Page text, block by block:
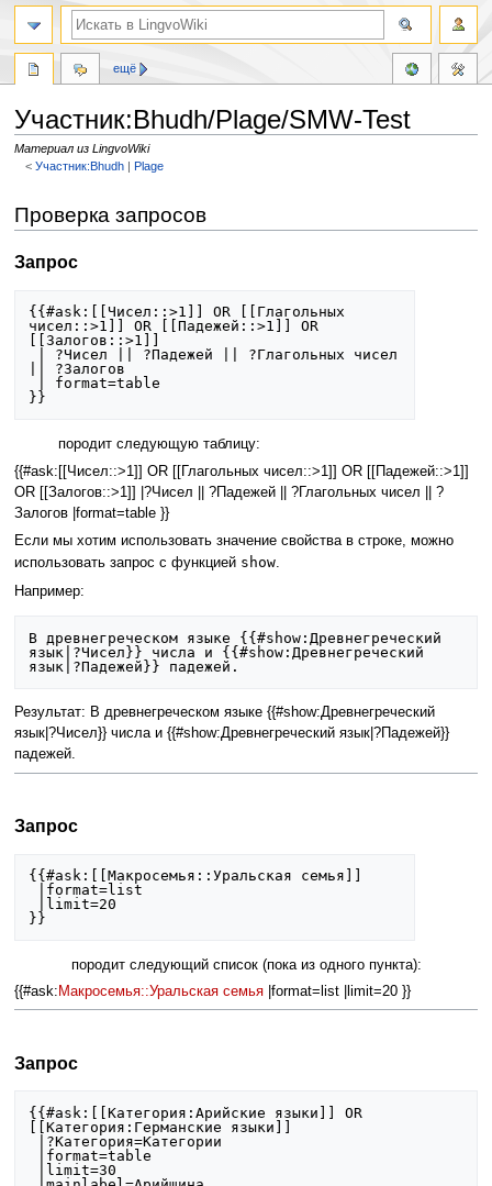
Участник:Bhudh/Plage/SMW-Test
Материал из LingvoWiki
<Участник:Bhudh ‎ |Plage
Проверка запросов
Запрос
{{#ask:[[Чисел::>1]] OR [[Глагольных
чисел::>1]] OR [[Падежей::>1]] OR
[[Залогов::>1]]
|| ?Залогов
}}
породит следующую таблицу:
{{#ask:[[Чисел::>1]] OR [[Глагольных чисел::>1]] OR [[Падежей::>1]]
OR [[Залогов::>1]] |?Чисел || ?Падежей || ?Глагольных чисел || ?
Залогов |format=table }}
Если мы хотим использовать значение свойства в строке, можно
использовать запрос с функцией show.
Например:
В древнегреческом языке {{#show:Древнегреческий
язык|?Чисел}} числа и {{#show:Древнегреческий
Результат: В древнегреческом языке {{#show:Древнегреческий
язык|?Чисел}} числа и {{#show:Древнегреческий язык|?Падежей}}
падежей.
Запрос
{{#ask:[[Макросемья::Уральская семья]]
}}
породит следующий список (пока из одного пункта):
{{#ask: Макросемья::Уральская семья|format=list |limit=20 }}
Запрос
{{#ask:[[Категория:Арийские языки]] OR
[[Категория:Германские языки]]
ещё